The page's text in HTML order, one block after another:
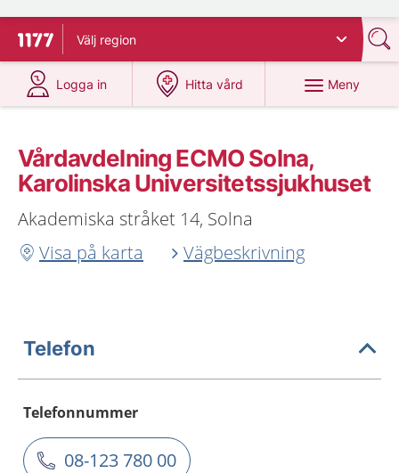
Till startsidan för 1177
Välj region
Logga in
på 1177.se
Hitta vård
på 1177.se
Meny
Vårdavdelning ECMO Solna,
Karolinska Universitetssjukhuset
Akademiska stråket 14, Solna
Visa på karta
Vägbeskrivning
Telefon
Telefonnummer
08-123 780 00